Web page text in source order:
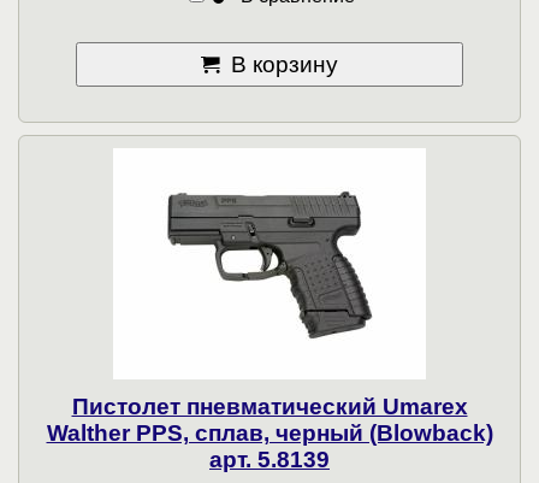
В корзину
Пистолет пневматический Umarex
Walther PPS, сплав, черный (Blowback)
арт. 5.8139